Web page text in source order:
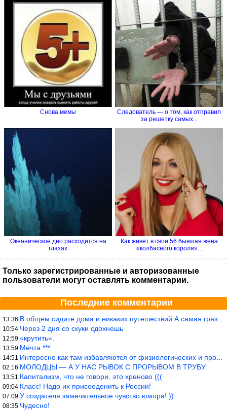
Снова мемы
Следователь — о том, как отправил
за решетку самых...
Океаническое дно расходится на
глазах
Как живёт в свои 56 бывшая жена
«колбасного короля»...
Только зарегистрированные и авторизованные
пользователи могут оставлять комментарии.
Последние комментарии
13:36 В общем сидите дома и никаких путешествий А самая грязная в от
10:54 Через 2 дня со скуки сдохнешь
12:59 «крутить».
13:59 Мечта ***
14:51 Интересно как там избавляются от физиологических и прочих отходо
02:16 МОЛОДЦЫ — А У НАС РЫВОК С ПРОРЫВОМ В ТРУБУ
13:51 Капитализм, что не говори, это хреново (((
09:04 Класс! Надо их присоеденить к России!
07:09 У создателя замечательное чувство юмора! ))
08:35 Чудесно!